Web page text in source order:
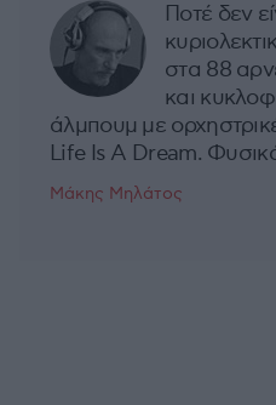
Ποτέ δεν
στα 88
και
άλμπουμ με
Life Is A Dream. Φυσικά
Μάκης Μηλάτος